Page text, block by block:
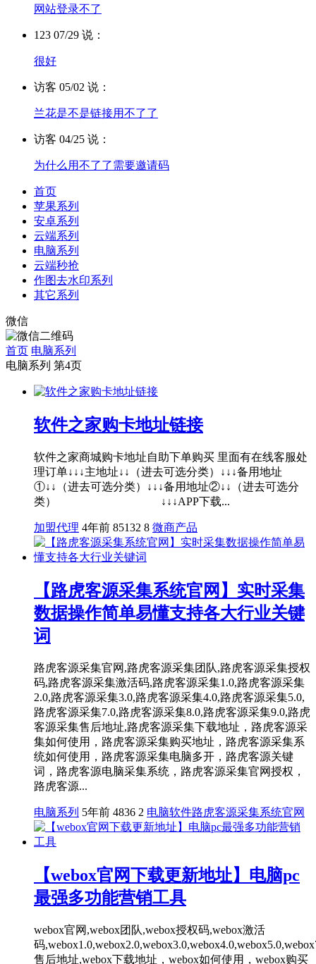
网站登录不了
123 07/29 说：
很好
访客 05/02 说：
兰花是不是链接用不了了
访客 04/25 说：
为什么用不了了需要邀请码
首页
苹果系列
安卓系列
云端系列
电脑系列
云端秒抢
作图去水印系列
其它系列
微信
首页 电脑系列
电脑系列 第4页
软件之家购卡地址链接
软件之家商城购卡地址自助下单购买 里面有在线客服处
理订单↓↓↓主地址↓↓（进去可选分类）↓↓↓备用地址
①↓↓（进去可选分类）↓↓↓备用地址②↓↓（进去可选分
类） ↓↓↓APP下载...
加盟代理 4年前 85132 8 微商产品
【路虎客源采集系统官网】实时采集
数据操作简单易懂支持各大行业关键
词
路虎客源采集官网,路虎客源采集团队,路虎客源采集授权
码,路虎客源采集激活码,路虎客源采集1.0,路虎客源采集
2.0,路虎客源采集3.0,路虎客源采集4.0,路虎客源采集5.0,
路虎客源采集7.0,路虎客源采集8.0,路虎客源采集9.0,路虎
客源采集售后地址,路虎客源采集下载地址，路虎客源采
集如何使用，路虎客源采集购买地址，路虎客源采集系
统如何使用，路虎客源采集电脑多开，路虎客源关键
词，路虎客源电脑采集系统，路虎客源采集官网授权，
路虎客源...
电脑系列 5年前 4836 2 电脑软件路虎客源采集系统官网
【webox官网下载更新地址】电脑pc
最强多功能营销工具
webox官网,webox团队,webox授权码,webox激活
码
售后地址,webox下载地址，webox如何使用，webox购买